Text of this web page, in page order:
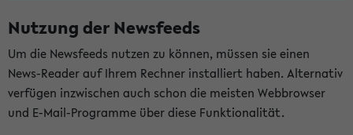
Nutzung der Newsfeeds
Um die Newsfeeds nutzen zu können, müssen sie einen
News-Reader auf Ihrem Rechner installiert haben. Alternativ
verfügen inzwischen auch schon die meisten Webbrowser
und E-Mail-Programme über diese Funktionalität.